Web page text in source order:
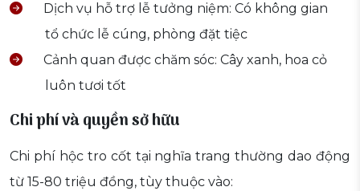
Dịch vụ hỗ trợ lễ tưởng niệm: Có không gian
tổ chức lễ cúng, phòng đặt tiệc
Cảnh quan được chăm sóc: Cây xanh, hoa cỏ
luôn tươi tốt
Chi phí và quyền sở hữu
Chi phí hộc tro cốt tại nghĩa trang thường dao động
từ 15-80 triệu đồng, tùy thuộc vào: